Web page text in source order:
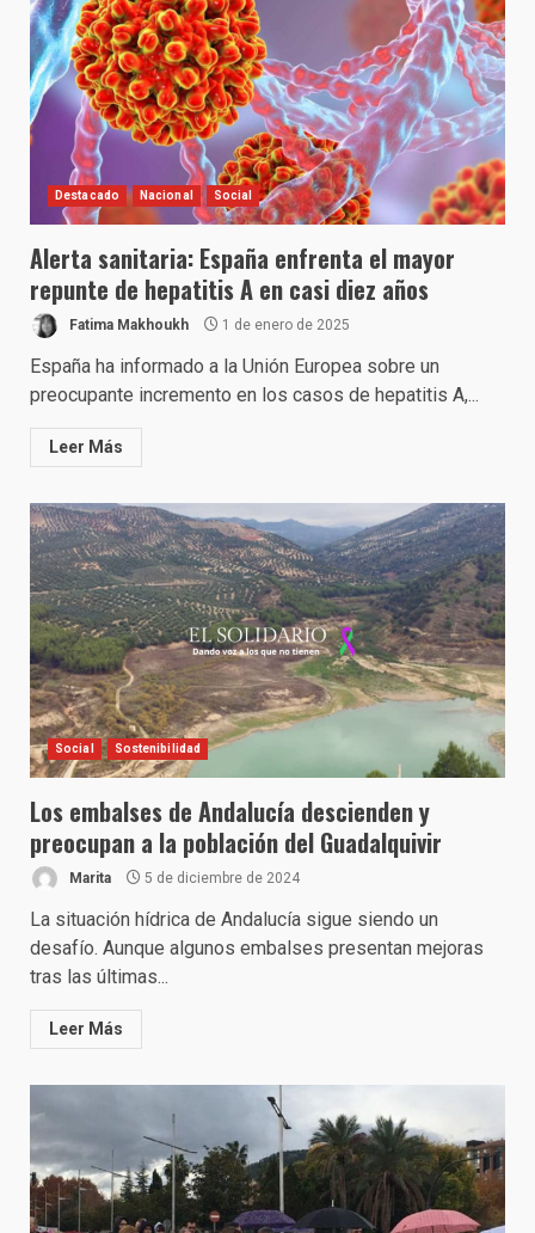
Destacado Nacional Social
Alerta sanitaria: España enfrenta el mayor
repunte de hepatitis A en casi diez años
Fatima Makhoukh 1 de enero de 2025
España ha informado a la Unión Europea sobre un
preocupante incremento en los casos de hepatitis A,...
Leer Más
Social Sostenibilidad
Los embalses de Andalucía descienden y
preocupan a la población del Guadalquivir
Marita 5 de diciembre de 2024
La situación hídrica de Andalucía sigue siendo un
desafío. Aunque algunos embalses presentan mejoras
tras las últimas...
Leer Más